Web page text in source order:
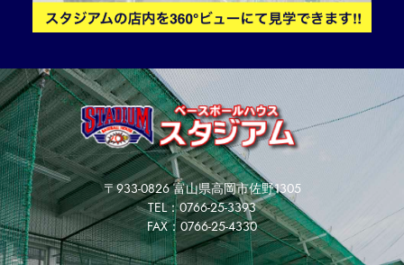
〒933-0826 富山県高岡市佐野1305
TEL：0766-25-3393
FAX：0766-25-4330